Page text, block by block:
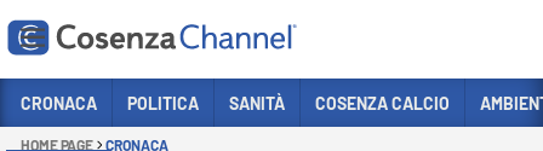
CRONACA POLITICA SANITÀ COSENZA CALCIO
HOME PAGE CRONACA